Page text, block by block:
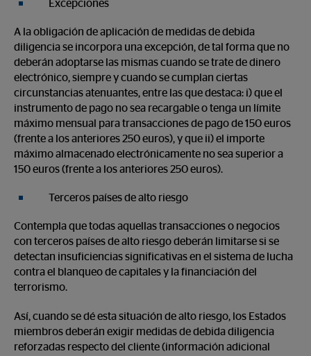
Excepciones
A la obligación de aplicación de medidas de debida
diligencia se incorpora una excepción, de tal forma que no
deberán adoptarse las mismas cuando se trate de dinero
electrónico, siempre y cuando se cumplan ciertas
circunstancias atenuantes, entre las que destaca: i) que el
instrumento de pago no sea recargable o tenga un límite
máximo mensual para transacciones de pago de 150 euros
(frente a los anteriores 250 euros), y que ii) el importe
máximo almacenado electrónicamente no sea superior a
150 euros (frente a los anteriores 250 euros).
Terceros países de alto riesgo
Contempla que todas aquellas transacciones o negocios
con terceros países de alto riesgo deberán limitarse si se
detectan insuficiencias significativas en el sistema de lucha
contra el blanqueo de capitales y la financiación del
terrorismo.
Así, cuando se dé esta situación de alto riesgo, los Estados
miembros deberán exigir medidas de debida diligencia
reforzadas respecto del cliente (información adicional